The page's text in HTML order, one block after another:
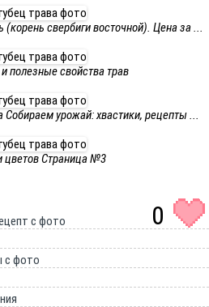
(корень свербиги восточной). Цена за ...
полезные свойства трав
Собираем урожай: хвастики, рецепты ...
цветов Страница №3
0
с фото
с фото